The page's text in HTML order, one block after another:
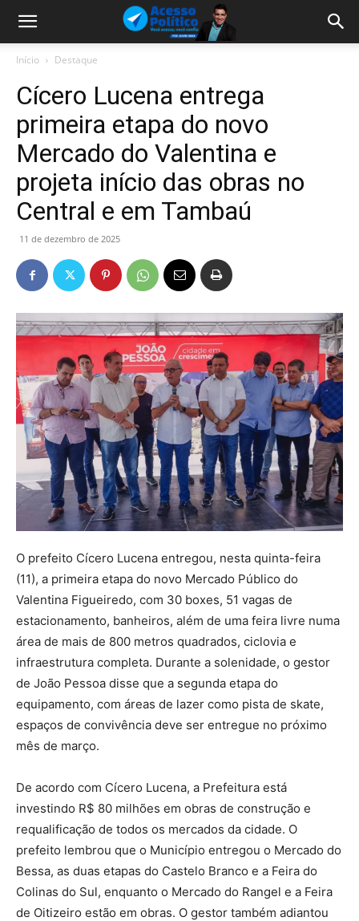
Início Destaque
Cícero Lucena entrega
primeira etapa do novo
Mercado do Valentina e
projeta início das obras no
Central e em Tambaú
11 de dezembro de 2025
O prefeito Cícero Lucena entregou, nesta quinta-feira
(11), a primeira etapa do novo Mercado Público do
Valentina Figueiredo, com 30 boxes, 51 vagas de
estacionamento, banheiros, além de uma feira livre numa
área de mais de 800 metros quadrados, ciclovia e
infraestrutura completa. Durante a solenidade, o gestor
de João Pessoa disse que a segunda etapa do
equipamento, com áreas de lazer como pista de skate,
espaços de convivência deve ser entregue no próximo
mês de março.
De acordo com Cícero Lucena, a Prefeitura está
investindo R$ 80 milhões em obras de construção e
requalificação de todos os mercados da cidade. O
prefeito lembrou que o Município entregou o Mercado do
Bessa, as duas etapas do Castelo Branco e a Feira do
Colinas do Sul, enquanto o Mercado do Rangel e a Feira
de Oitizeiro estão em obras. O gestor também adiantou